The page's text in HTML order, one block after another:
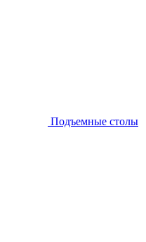
Подъемные столы